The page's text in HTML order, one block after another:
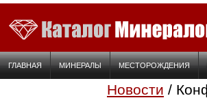
ГЛАВНАЯ МИНЕРАЛЫ МЕСТОРОЖДЕНИЯ
Новости /